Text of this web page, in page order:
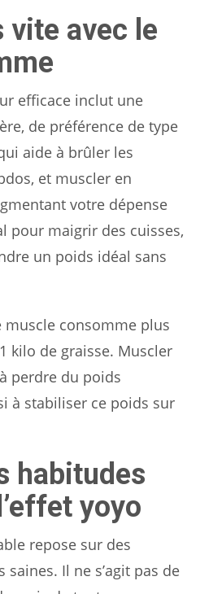
vite avec le
efficace inclut une
de préférence de type
aide à brûler les
et muscler en
votre dépense
pour maigrir des cuisses,
un poids idéal sans
muscle consomme plus
kilo de graisse. Muscler
perdre du poids
à stabiliser ce poids sur
habitudes
yoyo
repose sur des
Il ne s’agit pas de